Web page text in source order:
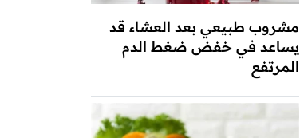
مشروب طبيعي بعد العشاء قد
يساعد في خفض ضغط الدم
المرتفع